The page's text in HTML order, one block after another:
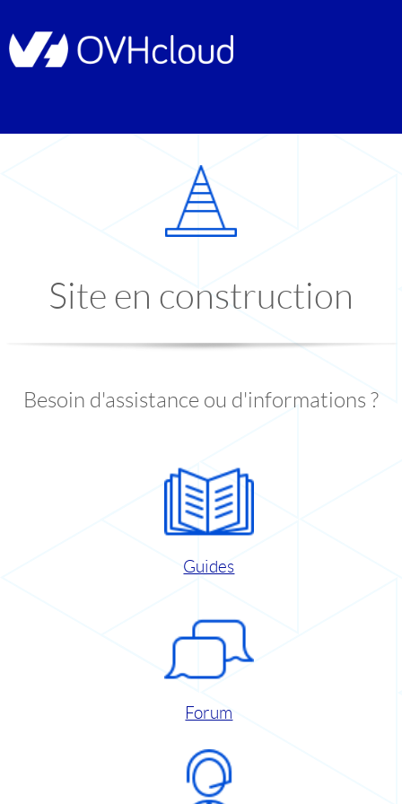
Site en construction
Besoin d'assistance ou d'informations ?
Guides
Forum